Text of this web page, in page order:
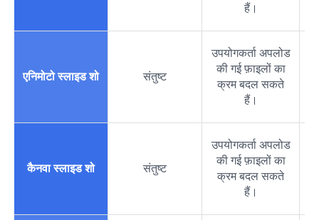
हैं।
एनिमोटो स्लाइड शो संतुष्ट
उपयोगकर्ता अपलोड
की गई फ़ाइलों का
क्रम बदल सकते
हैं।
कैनवा स्लाइड शो संतुष्ट
उपयोगकर्ता अपलोड
की गई फ़ाइलों का
क्रम बदल सकते
हैं।